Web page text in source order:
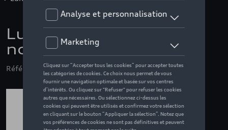
Lunettes de soleil Audi,
noir/gris anthracite
Référence: ZZQ3112600100